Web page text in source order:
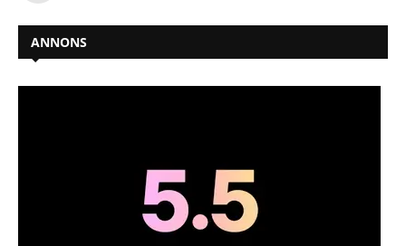
ANNONS